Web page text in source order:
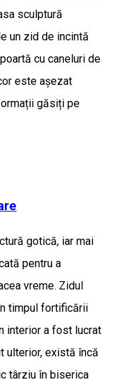
sculptură
un zid de incintă
cu caneluri de
este așezat
găsiți pe
gotică, iar mai
pentru a
vreme. Zidul
timpul fortificării
interior a fost lucrat
ulterior, există încă
târziu în biserica